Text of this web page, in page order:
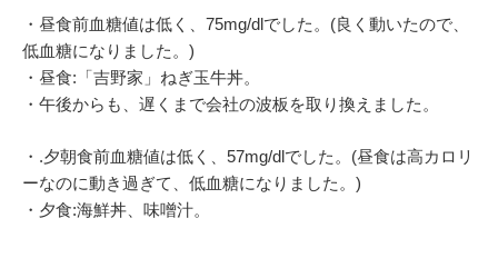
・昼食前血糖値は低く、75mg/dlでした。(良く動いたので、
低血糖になりました。)
・昼食:「吉野家」ねぎ玉牛丼。
・午後からも、遅くまで会社の波板を取り換えました。
・.夕朝食前血糖値は低く、57mg/dlでした。(昼食は高カロリ
ーなのに動き過ぎて、低血糖になりました。)
・夕食:海鮮丼、味噌汁。